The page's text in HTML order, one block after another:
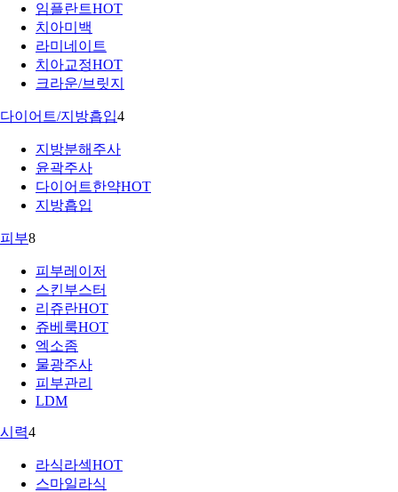
임플란트HOT
치아미백
라미네이트
치아교정HOT
크라운/브릿지
다이어트/지방흡입4
지방분해주사
윤곽주사
다이어트한약HOT
지방흡입
피부8
피부레이저
스킨부스터
리쥬란HOT
쥬베룩HOT
엑소좀
물광주사
피부관리
LDM
시력4
라식라섹HOT
스마일라식